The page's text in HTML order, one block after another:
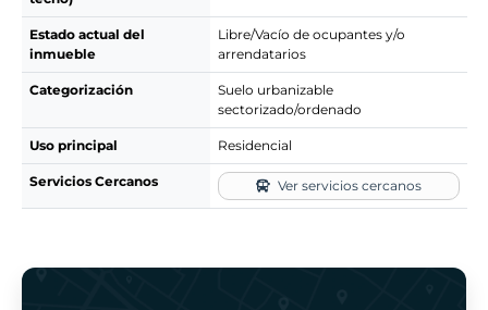
Estado actual del
inmueble
Libre/Vacío de ocupantes y/o
arrendatarios
Categorización
Suelo urbanizable
sectorizado/ordenado
Uso principal Residencial
Servicios Cercanos Ver servicios cercanos